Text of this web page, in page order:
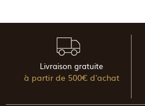
Livraison gratuite
à partir de 500€ d'achat